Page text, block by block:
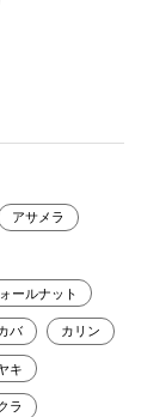
アサメラ
ールナット
バ カリン
キ
ラ